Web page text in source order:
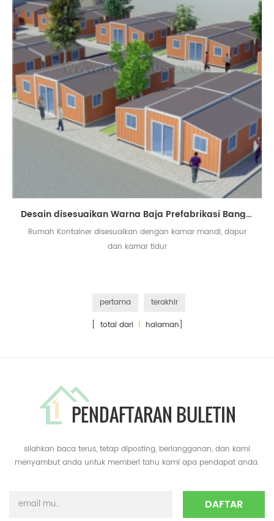
Desain disesuaikan Warna Baja Prefabrikasi Bangunan Rumah Kontainer Diupgrade
Rumah Kontainer disesuaikan dengan kamar mandi, dapur
dan kamar tidur
pertama
terakhir
[ total dari 1 halaman]
PENDAFTARAN BULETIN
silahkan baca terus, tetap diposting, berlangganan, dan kami
menyambut anda untuk memberi tahu kami apa pendapat anda.